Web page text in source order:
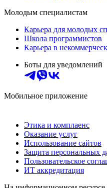
Молодым специалистам
Карьера для молодых
Школа программистов
Карьера в
Боты для уведомлений
Мобильное приложение
Этика и комплаенс
Оказание услуг
Использование сайтов
Защита персональных
Пользовательское
ИТ аккредитация